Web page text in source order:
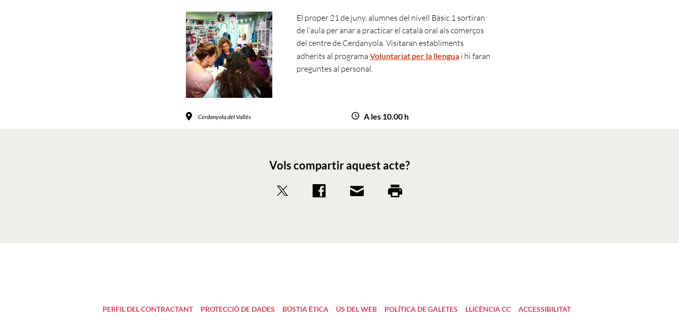
El proper 21 de juny, alumnes del nivell Bàsic 1 sortiran
de l’aula per anar a practicar el català oral als comerços
del centre de Cerdanyola. Visitaran establiments
adherits al programa Voluntariat per la llenguai hi faran
preguntes al personal.
Cerdanyola del Vallès A les 10.00 h
Vols compartir aquest acte?
PERFIL DEL CONTRACTANT PROTECCIÓ DE DADES BÚSTIA ÈTICA ÚS DEL WEB POLÍTICA DE GALETES LLICÈNCIA CC ACCESSIBILITAT